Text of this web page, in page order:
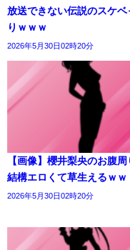
放送できない伝説のスケベ
りｗｗｗ
2026年5月30日02時20分
【画像】櫻井梨央のお腹周
結構エロくて草生えるｗｗ
2026年5月30日02時20分